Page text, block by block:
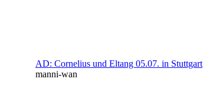
AD: Cornelius und Eltang 05.07. in Stuttgart
manni-wan